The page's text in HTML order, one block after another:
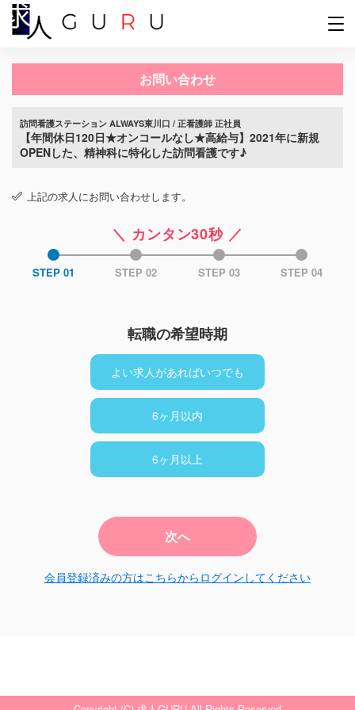
お問い合わせ
訪問看護ステーション ALWAYS東川口 / 正看護師 正社員
【年間休日120日★オンコールなし★高給与】2021年に新規
OPENした、精神科に特化した訪問看護です♪
上記の求人にお問い合わせします。
＼ カンタン30秒 ／
STEP 01 STEP 02 STEP 03 STEP 04
転職の希望時期
よい求人があればいつでも
6ヶ月以内
6ヶ月以上
次へ
会員登録済みの方はこちらからログインしてください